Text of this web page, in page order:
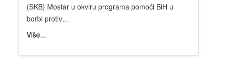
(SKB) Mostar u okviru programa pomoći BiH u
borbi protiv…
Više...